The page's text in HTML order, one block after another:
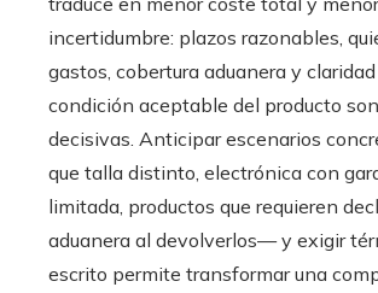
incertidumbre: plazos razonables,
gastos, cobertura aduanera y
condición aceptable del producto
decisivas. Anticipar escenarios
que talla distinto, electrónica con
limitada, productos que requieren
aduanera al devolverlos— y exigir
escrito permite transformar una